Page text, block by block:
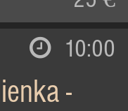
10:00
-